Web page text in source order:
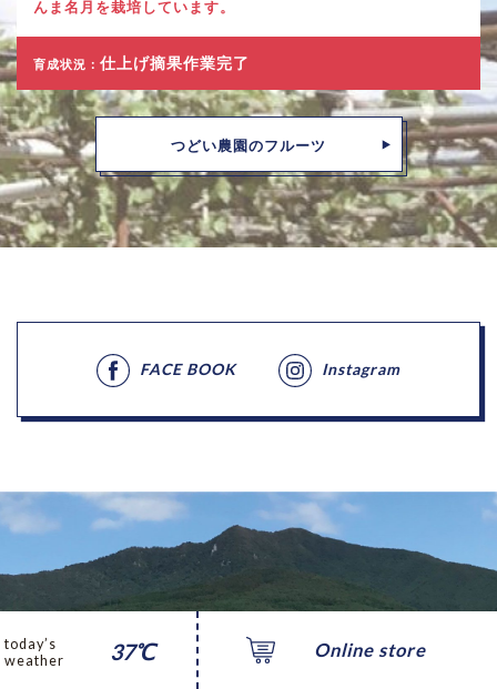
んま名月を栽培しています。
育成状況： 仕上げ摘果作業完了
つどい農園のフルーツ
FACE BOOK Instagram
today’s
weather
37℃ Online store